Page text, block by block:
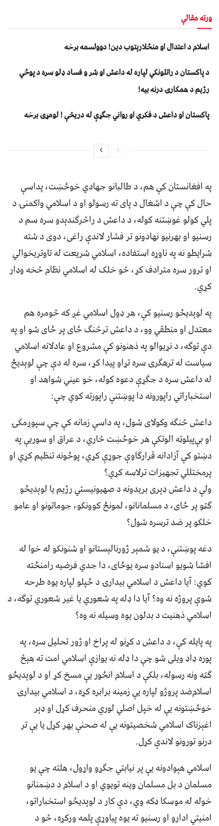
ورته مقالې
اسلام د اعتدال او منځلارېتوب دین! دوولسمه برخه
د پاکستان د راتلونکي لپاره له داعش او شر و فساد ډلو سره د پوځي
رژیم د همکارۍ درنه بیه!
پاکستان او داعش د فکري او رواني جګړې له دریڅې ! لومړۍ برخه
په افغانستان کې هم، د طالبانو جهادي خوځښت، پداسې
حال کې چې د اشغال د پای ته رسولو او د اسلامي واکمنۍ د
پلي کولو غوښتنه کوله، د داعش د راڅرګندېدو سره سم د
رسنیو او بهرنیو نهادونو تر فشار لاندې راغی، دوی د شته
شرایطو نه په ناوړه استفاده، اسلامي شریعت له تاوتریخوالي
او ترور سره مترادف کړ، څو خلک له اسلامي نظام څخه وډار
کړي.
په لوېدیځو رسنیو کې، هر ډول اسلامي غږ که څومره هم
معتدل او منطقي وو، د داعش ترڅنګ ځای پر ځای شو او په
دې توګه، د نړیوالو په ذهنونو کې مشروع او عادلانه اسلامي
سیاست له ترهګرۍ سره تړاو پیدا کړ، سره له دې چې لوېدیځ
له داعش سره د جګړې دعوه کوله، خو عيني شواهد او
استخباراتي راپورونه دا پوښتنې راپورته کوي چې:
داعش څنګه وکولای شول، په داسې زمانه کې چې سپوږمکۍ
او بې‌پیلوټه الوتکې هر خوځښت څاري، د عراق او سوریې په
دښتو کې آزادانه قرارګاوې جوړې کړي، پوځونه تنظیم کړي او
پرمختللي تجهیزات ترلاسه کړي؟
ولې د داعش ډېری بریدونه د صهیونیستي رژیم یا لوېدیځو
ګټو پر ځای، د مسلمانانو، لمونځ کوونکو، جوماتونو او عامو
خلکو پر ضد ترسره شول؟
دغه پوښتنې، د یو شمېر ژورنالېستانو او شنونکو له خوا له
افشا شویو اسنادو سره یوځای، دا جدي فرضیه رامنځته
کوي: آیا داعش د اسلامي بیدارۍ د ځپلو لپاره یوه طرحه
شوې پروژه نه وه؟ آیا دا ډله په شعوري یا غیر شعوري توګه، د
اسلامي ذهنیت د بدلون یوه وسیله نه وه؟
په پایله کې، د داعش د کړنو له پراخ او ژور تحلیل سره، په
پوره ډاډ ویلی شو چې دا ډله نه یوازې اسلامي امت ته هېڅ
ګټه ونه رسوله، بلکې د اسلام انځور یې مسخ کړ او د لوېدیځو
اسلام‌ضد پروژو لپاره یې زمینه برابره کړه، د اسلامي بیدارۍ
خوځښتونه یې له خپل اصلي لوري منحرف کړل او ډېر
اغېزناک اسلامي شخصیتونه یې له صحنې بهر کړل یا یې تر
درنو تورونو لاندې کړل.
اسلامي هېوادونه یې پر نیابتي جګړو واړول، هلته چې یو
مسلمان د بل مسلمان وینه تویوي او د اسلام د دښمنانو
خوله له موسکا ډکه وي، دې کار د لوېدیځو استخباراتو،
امنیتي ادارو او رسنیو ته یوه پیاوړې پلمه ورکړه، څو د